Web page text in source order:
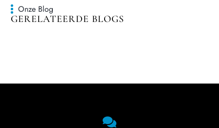
Onze Blog
GERELATEERDE BLOGS